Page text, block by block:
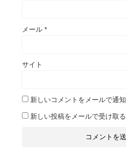
メール *
サイト
新しいコメントをメールで通知
新しい投稿をメールで受け取る